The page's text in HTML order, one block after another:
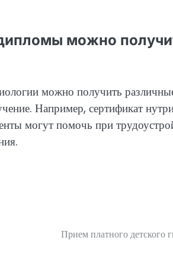
можно
можно получить
Например, сертификат
могут помочь при
Прием платного детского